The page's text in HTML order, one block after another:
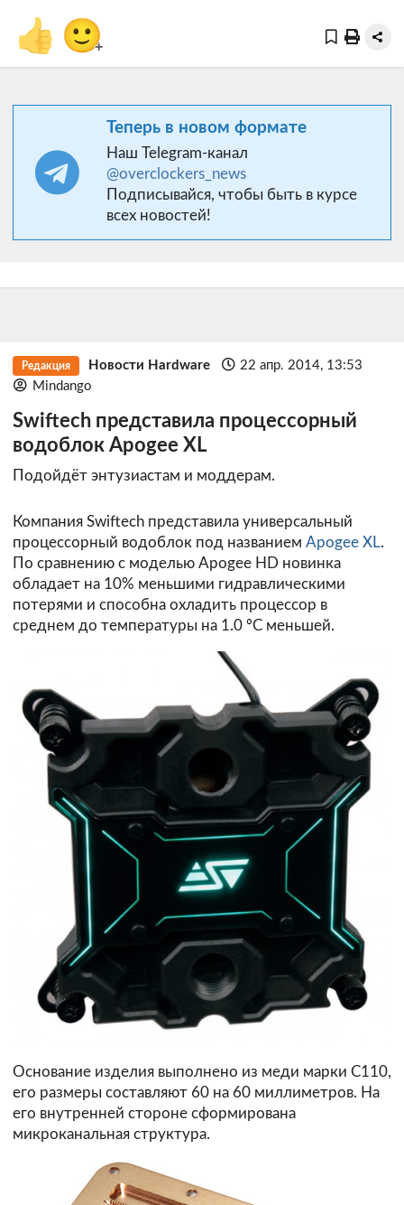
👍 🙂
+
Теперь в новом формате
Наш Telegram-канал
@overclockers_news
Подписывайся, чтобы быть в курсе
всех новостей!
Редакция Новости Hardware
22 апр. 2014, 13:53
Mindango
Swiftech представила процессорный
водоблок Apogee XL
Подойдёт энтузиастам и моддерам.
Компания Swiftech представила универсальный
процессорный водоблок под названием Apogee XL.
По сравнению с моделью Apogee HD новинка
обладает на 10% меньшими гидравлическими
потерями и способна охладить процессор в
среднем до температуры на 1.0 ºC меньшей.
Основание изделия выполнено из меди марки C110,
его размеры составляют 60 на 60 миллиметров. На
его внутренней стороне сформирована
микроканальная структура.